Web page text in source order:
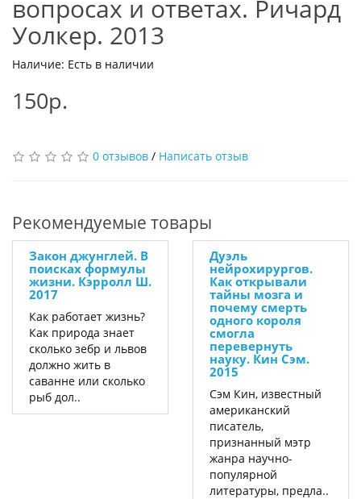
вопросах и ответах. Ричард
Уолкер. 2013
Наличие: Есть в наличии
150р.
0 отзывов / Написать отзыв
Рекомендуемые товары
Закон джунглей. В
поисках формулы
жизни. Кэрролл Ш.
2017
Как работает жизнь?
Как природа знает
сколько зебр и львов
должно жить в
саванне или сколько
рыб дол..
Дуэль
нейрохирургов.
Как открывали
тайны мозга и
почему смерть
одного короля
смогла
перевернуть
науку. Кин Сэм.
2015
Сэм Кин, известный
американский
писатель,
признанный мэтр
жанра научно-
популярной
литературы, предла..